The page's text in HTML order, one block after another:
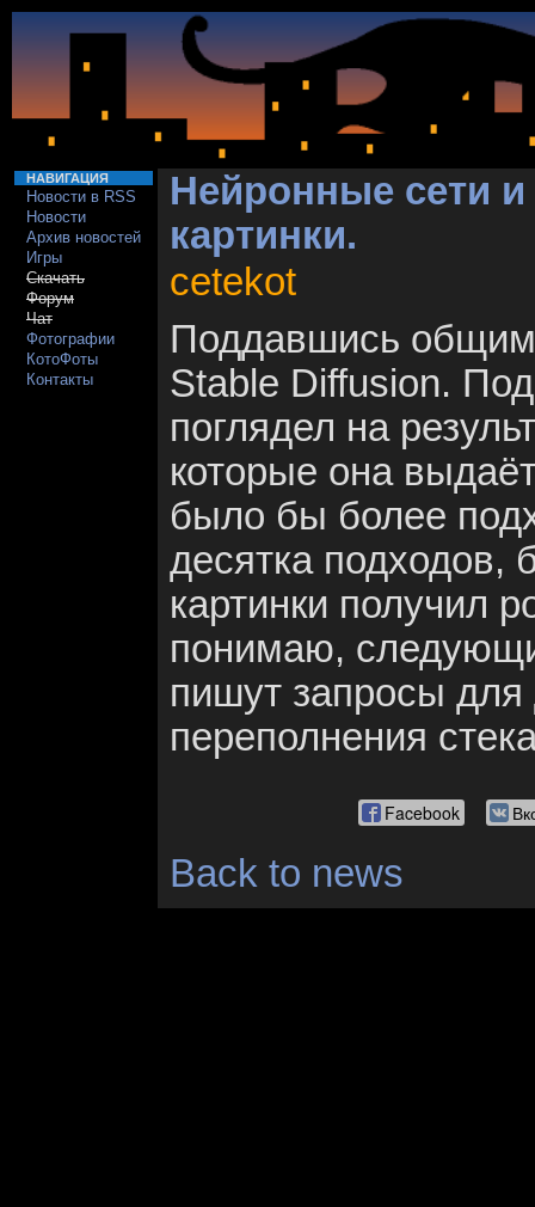
НАВИГАЦИЯ
Новости в RSS
Новости
Архив новостей
Игры
Скачать
Форум
Чат
Фотографии
КотоФоты
Контакты
Нейронные сети
картинки.
cetekot
Поддавшись
Stable Diffusion.
поглядел на
которые она
было бы более
десятка подходов,
картинки получил
понимаю,
пишут запросы для
переполнения
Facebook
Back to news